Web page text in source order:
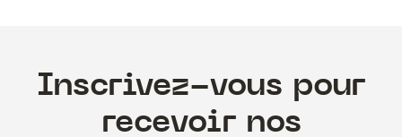
Inscrivez-vous pour
recevoir nos